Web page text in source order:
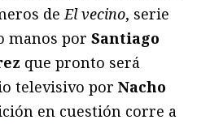
de El vecino, serie
manos por Santiago
que pronto será
televisivo por Nacho
en cuestión corre a